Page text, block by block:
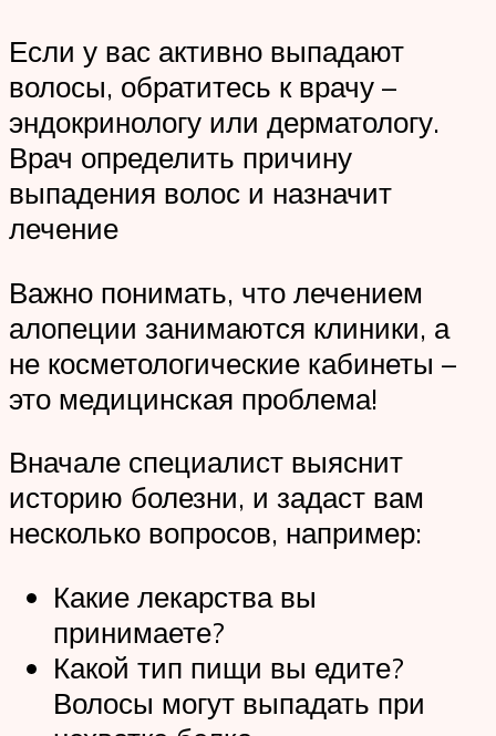
Если у вас активно выпадают
волосы, обратитесь к врачу –
эндокринологу или дерматологу.
Врач определить причину
выпадения волос и назначит
лечение
Важно понимать, что лечением
алопеции занимаются клиники, а
не косметологические кабинеты –
это медицинская проблема!
Вначале специалист выяснит
историю болезни, и задаст вам
несколько вопросов, например:
Какие лекарства вы
принимаете?
Какой тип пищи вы едите?
Волосы могут выпадать при